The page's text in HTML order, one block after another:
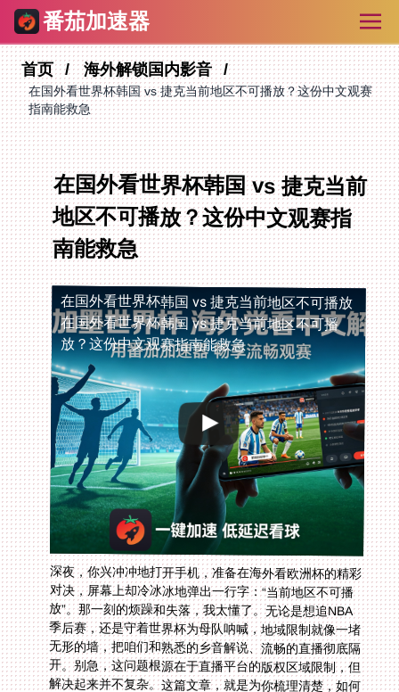
番茄加速器
首页 海外解锁国内影音
在国外看世界杯韩国 vs 捷克当前地区不可播放？这份中文观赛
指南能救急
在国外看世界杯韩国 vs 捷克当前
地区不可播放？这份中文观赛指
南能救急
在国外看世界杯韩国 vs 捷克当前地区不可播放
在国外看世界杯韩国 vs 捷克当前地区不可播
放？这份中文观赛指南能救急
深夜，你兴冲冲地打开手机，准备在海外看欧洲杯的精彩
对决，屏幕上却冷冰冰地弹出一行字：“当前地区不可播
放”。那一刻的烦躁和失落，我太懂了。无论是想追NBA
季后赛，还是守着世界杯为母队呐喊，地域限制就像一堵
无形的墙，把咱们和熟悉的乡音解说、流畅的直播彻底隔
开。别急，这问题根源在于直播平台的版权区域限制，但
解决起来并不复杂。这篇文章，就是为你梳理清楚，如何
绕过这堵墙，稳稳当当地用上国内的应用，找回那份畅快